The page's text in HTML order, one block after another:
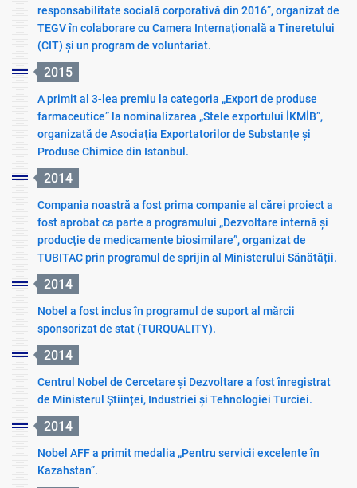
responsabilitate socială corporativă din 2016”, organizat de
TEGV în colaborare cu Camera Internațională a Tineretului
(CIT) și un program de voluntariat.
2015
A primit al 3-lea premiu la categoria „Export de produse
farmaceutice” la nominalizarea „Stele exportului İKMİB”,
organizată de Asociația Exportatorilor de Substanțe și
Produse Chimice din Istanbul.
2014
Compania noastră a fost prima companie al cărei proiect a
fost aprobat ca parte a programului „Dezvoltare internă și
producție de medicamente biosimilare”, organizat de
TUBITAC prin programul de sprijin al Ministerului Sănătății.
2014
Nobel a fost inclus în programul de suport al mărcii
sponsorizat de stat (TURQUALITY).
2014
Centrul Nobel de Cercetare și Dezvoltare a fost înregistrat
de Ministerul Științei, Industriei și Tehnologiei Turciei.
2014
Nobel AFF a primit medalia „Pentru servicii excelente în
Kazahstan”.